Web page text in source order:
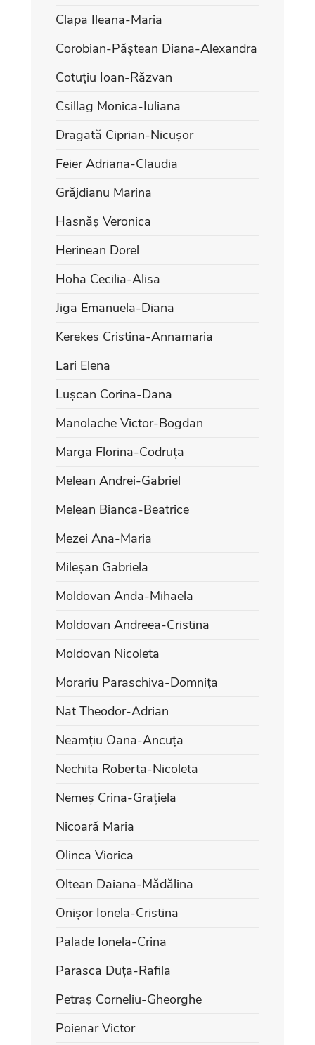
Clapa Ileana-Maria
Corobian-Păștean Diana-Alexandra
Cotuțiu Ioan-Răzvan
Csillag Monica-Iuliana
Dragată Ciprian-Nicușor
Feier Adriana-Claudia
Grăjdianu Marina
Hasnăș Veronica
Herinean Dorel
Hoha Cecilia-Alisa
Jiga Emanuela-Diana
Kerekes Cristina-Annamaria
Lari Elena
Lușcan Corina-Dana
Manolache Victor-Bogdan
Marga Florina-Codruța
Melean Andrei-Gabriel
Melean Bianca-Beatrice
Mezei Ana-Maria
Mileșan Gabriela
Moldovan Anda-Mihaela
Moldovan Andreea-Cristina
Moldovan Nicoleta
Morariu Paraschiva-Domnița
Nat Theodor-Adrian
Neamțiu Oana-Ancuța
Nechita Roberta-Nicoleta
Nemeș Crina-Grațiela
Nicoară Maria
Olinca Viorica
Oltean Daiana-Mădălina
Onișor Ionela-Cristina
Palade Ionela-Crina
Parasca Duța-Rafila
Petraș Corneliu-Gheorghe
Poienar Victor